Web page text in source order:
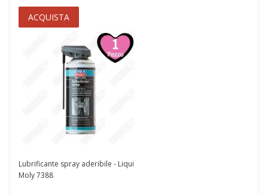
ACQUISTA
Lubrificante spray aderibile - Liqui
Moly 7388